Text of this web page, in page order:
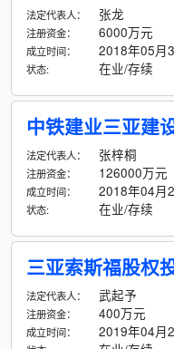
法定代表人： 张龙
注册资金： 6000万元
成立时间： 2018年05月
状态: 在业/存续
中铁建业三亚建
法定代表人： 张梓桐
注册资金： 126000万元
成立时间： 2018年04月
状态: 在业/存续
三亚索斯福股权
法定代表人： 武起予
注册资金： 400万元
成立时间： 2019年04月